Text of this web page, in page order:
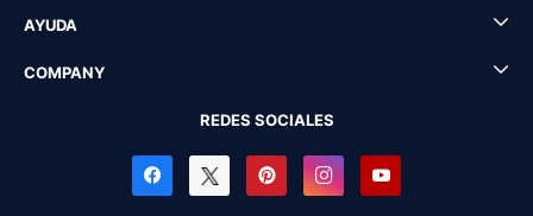
AYUDA
COMPANY
REDES SOCIALES